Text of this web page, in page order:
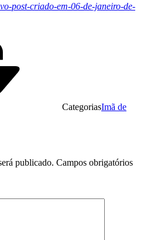
post-criado-em-06-de-janeiro-de-
CategoriasImã de
publicado. Campos obrigatórios